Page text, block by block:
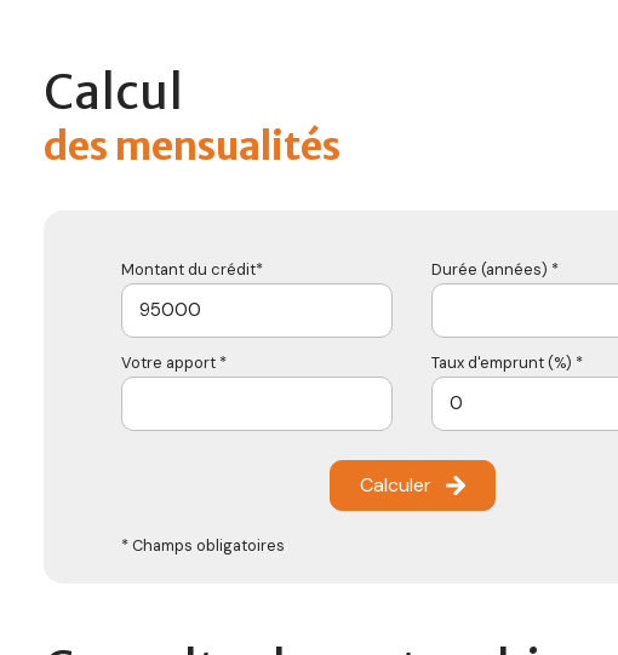
Calcul
des mensualités
Montant du crédit* Durée (années) *
Votre apport * Taux d'emprunt (%) *
Calculer
* Champs obligatoires